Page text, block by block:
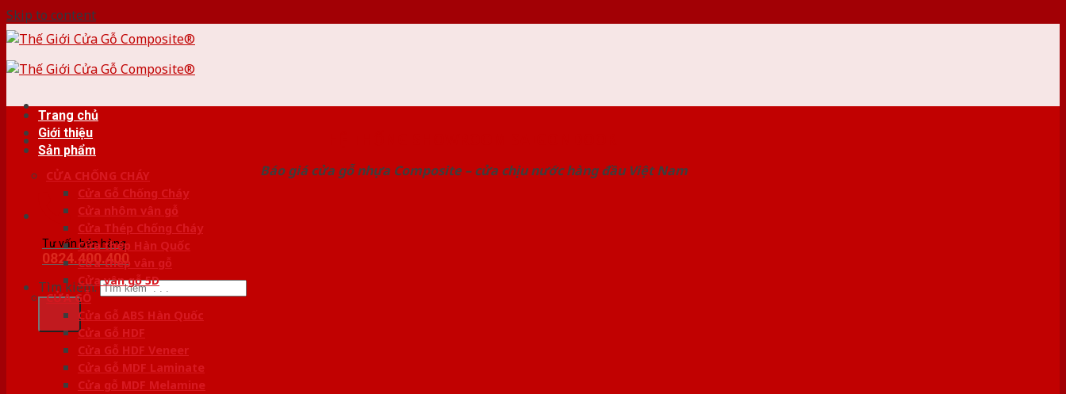
Skip to content
Báo giá cửa gỗ nhựa Composite – cửa chịu nước hàng đầu Việt Nam
Tư vấn bán hàng
0824.400.400
Tìm kiếm:
Trang chủ
Giới thiệu
Sản phẩm
CỬA CHỐNG CHÁY
Cửa Gỗ Chống Cháy
Cửa nhôm vân gỗ
Cửa Thép Chống Cháy
Cửa thép Hàn Quốc
Cửa thép vân gỗ
Cửa vân gỗ 5D
CỬA GỖ
Cửa Gỗ ABS Hàn Quốc
Cửa Gỗ HDF
Cửa Gỗ HDF Veneer
Cửa Gỗ MDF Laminate
Cửa gỗ MDF Melamine